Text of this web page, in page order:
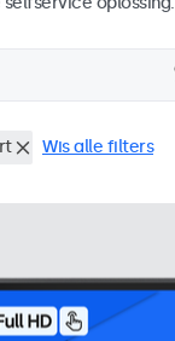
Wis alle filters